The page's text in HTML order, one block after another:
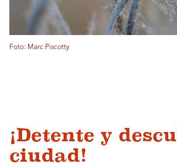
Foto: Marc Piscotty
¡Detente y
ciudad!